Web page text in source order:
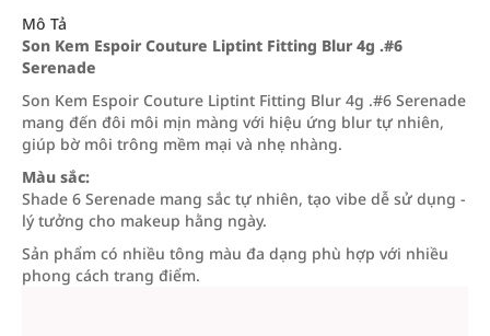
Mô Tả
Son Kem Espoir Couture Liptint Fitting Blur 4g .#6
Serenade
Son Kem Espoir Couture Liptint Fitting Blur 4g .#6 Serenade
mang đến đôi môi mịn màng với hiệu ứng blur tự nhiên,
giúp bờ môi trông mềm mại và nhẹ nhàng.
Màu sắc:
Shade 6 Serenade mang sắc tự nhiên, tạo vibe dễ sử dụng -
lý tưởng cho makeup hằng ngày.
Sản phẩm có nhiều tông màu đa dạng phù hợp với nhiều
phong cách trang điểm.